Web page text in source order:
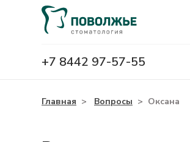
+7 8442 97-57-55
Главная > Вопросы > Оксана